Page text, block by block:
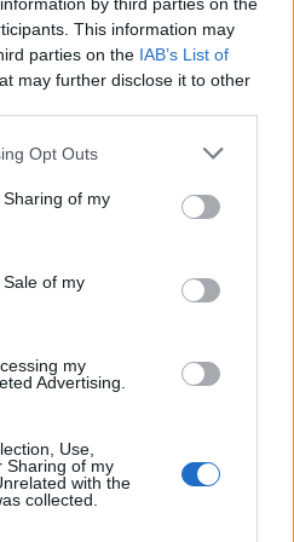
This information may
parties on the IAB’s List of
may further disclose it to other
Opt Outs
of my
of my
my
Advertising.
Use,
Sharing of my
with the
collected.
за първи път
вируси